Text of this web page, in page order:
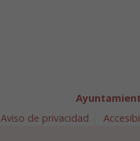
Aviso de privacidad